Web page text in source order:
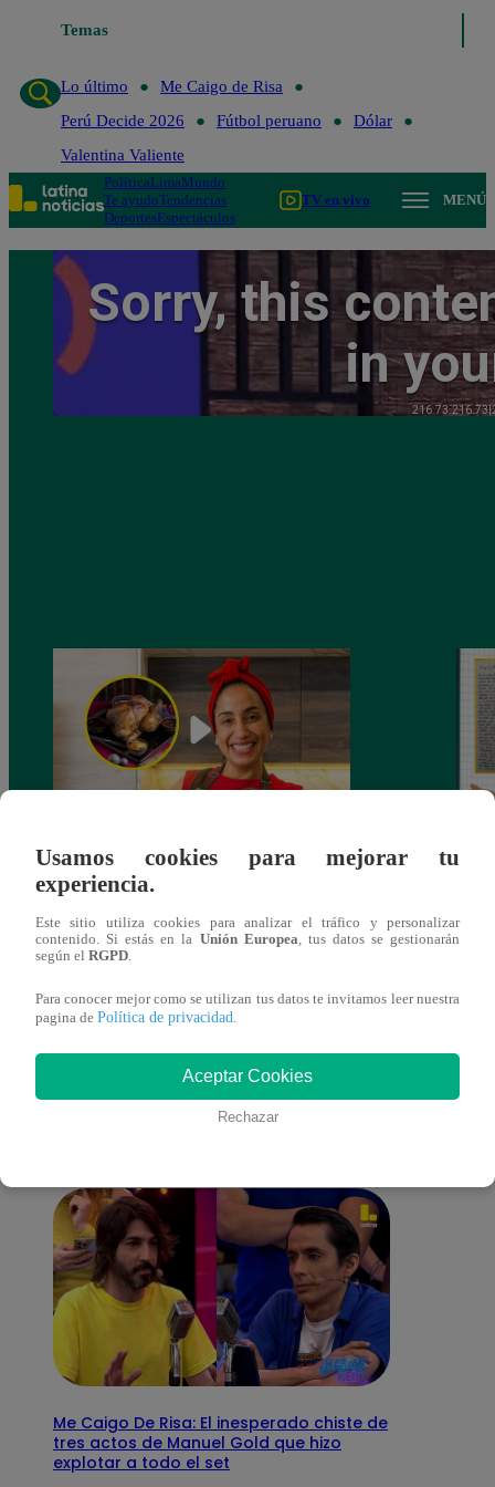
Temas
Lo último
Me Caigo de Risa
Perú Decide 2026
Fútbol peruano
Dólar
Valentina Valiente
PolíticaLimaMundo
Te ayudoTendencias
DeportesEspectáculos
TV en vivo MENÚ
¿Por qué Nelly Rossinelli se volvió viral
antes de Navidad?
La
También te puede
interesar
Me Caigo De Risa: El inesperado chiste de
tres actos de Manuel Gold que hizo
explotar a todo el set
Usamos cookies para mejorar tu
experiencia.
Este sitio utiliza cookies para analizar el tráfico y personalizar
contenido. Si estás en la Unión Europea, tus datos se gestionarán
según el RGPD.
Para conocer mejor como se utilizan tus datos te invitamos leer nuestra
pagina de Política de privacidad.
Aceptar Cookies
Rechazar